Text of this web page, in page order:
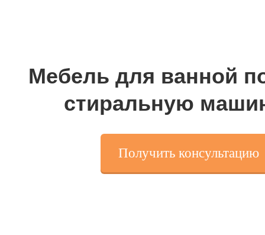
Получить консультацию
Мебель для ванной
стиральную